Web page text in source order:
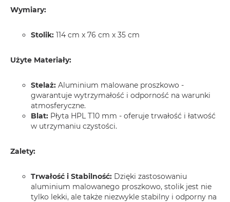
Wymiary:
Stolik: 114 cm x 76 cm x 35 cm
Użyte Materiały:
Stelaż: Aluminium malowane proszkowo -
gwarantuje wytrzymałość i odporność na warunki
atmosferyczne.
Blat: Płyta HPL T10 mm - oferuje trwałość i łatwość
w utrzymaniu czystości.
Zalety:
Trwałość i Stabilność: Dzięki zastosowaniu
aluminium malowanego proszkowo, stolik jest nie
tylko lekki, ale także niezwykle stabilny i odporny na